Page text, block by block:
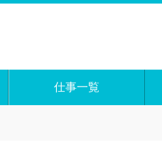
仕事一覧